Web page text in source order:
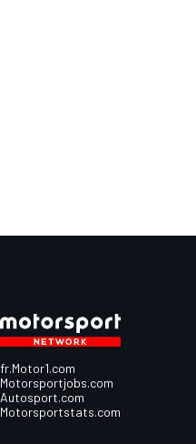
fr.Motor1.com
Motorsportjobs.com
Autosport.com
Motorsportstats.com